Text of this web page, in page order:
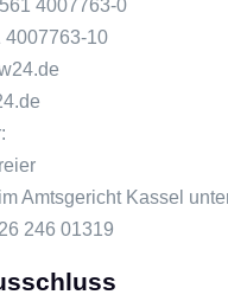
4007763-0
4007763-10
Amtsgericht Kassel
246 01319